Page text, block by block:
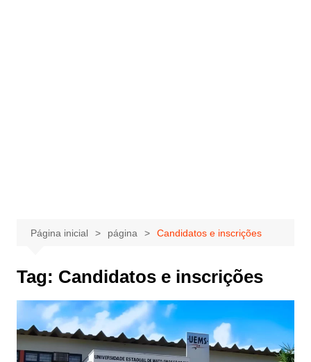
Página inicial página Candidatos e inscrições
Tag: Candidatos e inscrições